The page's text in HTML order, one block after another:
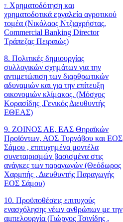
7. Χρηματοδότηση και
χρηματοδοτικά εργαλεία αγροτικού
τομέα (Νικόλαος Ντζιαχρήστας,
Commercial Banking Director
Τράπεζας Πειραιώς)
8. Πολιτικές δημιουργίας
συλλογικών σχημάτων για την
αντιμετώπιση των διαρθρωτικών
αδυναμιών και για την επίτευξη
οικονομιών κλίμακος. (Μόσχος
Κορασίδης ,Γενικός Διευθυντής
ΕΘΕΑΣ)
9. ΖΟΙΝΟΣ ΑΕ, ΕΑΣ Θηραϊκών
Προϊόντων, ΑΟΣ Τυρνάβου και ΕΟΣ
Σάμου , επιτυχημένα μοντέλα
συνεταιρισμών βασισμένα στις
ανάγκες των παραγωγών (Θεόδωρος
Χαρμπής , Διευθυντής Παραγωγής
ΕΟΣ Σάμου)
10. Προϋποθέσεις επιτυχούς
ενασχόλησης νέων ανθρώπων με την
αμπελουργία (Γιώργος Τσινίδης ,